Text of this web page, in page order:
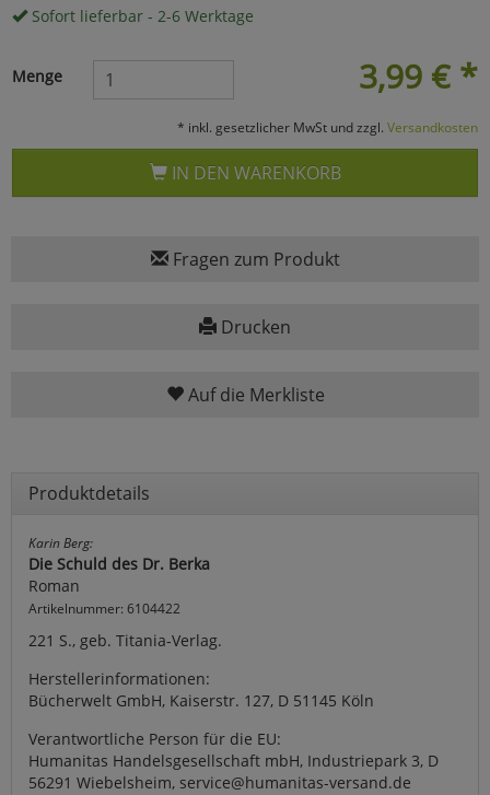
Sofort lieferbar - 2-6 Werktage
3,99 € *
Menge
* inkl. gesetzlicher MwSt und zzgl. Versandkosten
IN DEN WARENKORB
Fragen zum Produkt
Drucken
Auf die Merkliste
Produktdetails
Karin Berg:
Die Schuld des Dr. Berka
Roman
Artikelnummer: 6104422
221 S., geb. Titania-Verlag.
Herstellerinformationen:
Bücherwelt GmbH, Kaiserstr. 127, D 51145 Köln
Verantwortliche Person für die EU:
Humanitas Handelsgesellschaft mbH, Industriepark 3, D
56291 Wiebelsheim, service@humanitas-versand.de
Umfragetools
Cookies
Alle Akzeptieren